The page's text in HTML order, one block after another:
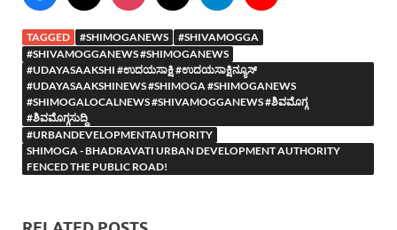
TAGGED #SHIMOGANEWS
#SHIVAMOGGA
#SHIVAMOGGANEWS #SHIMOGANEWS
#UDAYASAAKSHI #ಉದಯಸಾಕ್ಷಿ #ಉದಯಸಾಕ್ಷಿನ್ಯೂಸ್
#UDAYASAAKSHINEWS #SHIMOGA #SHIMOGANEWS
#SHIMOGALOCALNEWS #SHIVAMOGGANEWS #ಶಿವಮೊಗ್ಗ
#ಶಿವಮೊಗ್ಗಸುದ್ದಿ
#URBANDEVELOPMENTAUTHORITY
SHIMOGA - BHADRAVATI URBAN DEVELOPMENT AUTHORITY
FENCED THE PUBLIC ROAD!